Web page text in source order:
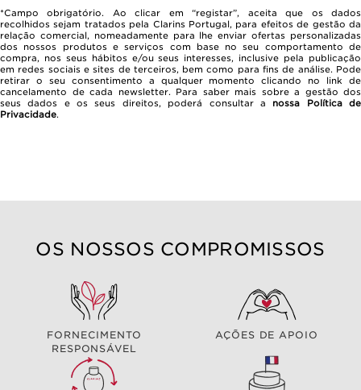
*Campo obrigatório. Ao clicar em “registar”, aceita que os dados
recolhidos sejam tratados pela Clarins Portugal, para efeitos de gestão da
relação comercial, nomeadamente para lhe enviar ofertas personalizadas
dos nossos produtos e serviços com base no seu comportamento de
compra, nos seus hábitos e/ou seus interesses, inclusive pela publicação
em redes sociais e sites de terceiros, bem como para fins de análise. Pode
retirar o seu consentimento a qualquer momento clicando no link de
cancelamento de cada newsletter. Para saber mais sobre a gestão dos
seus dados e os seus direitos, poderá consultar a nossa Política de
Privacidade.
OS NOSSOS COMPROMISSOS
FORNECIMENTO
RESPONSÁVEL
AÇÕES DE APOIO